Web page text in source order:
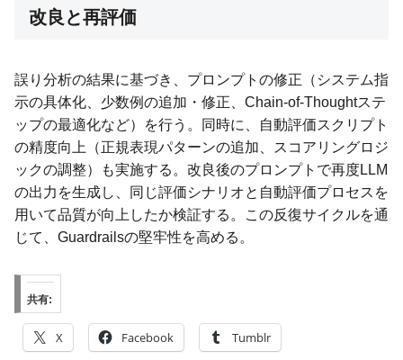
改良と再評価
誤り分析の結果に基づき、プロンプトの修正（システム指
示の具体化、少数例の追加・修正、Chain-of-Thoughtステ
ップの最適化など）を行う。同時に、自動評価スクリプト
の精度向上（正規表現パターンの追加、スコアリングロジ
ックの調整）も実施する。改良後のプロンプトで再度LLM
の出力を生成し、同じ評価シナリオと自動評価プロセスを
用いて品質が向上したか検証する。この反復サイクルを通
じて、Guardrailsの堅牢性を高める。
共有:
X Facebook Tumblr